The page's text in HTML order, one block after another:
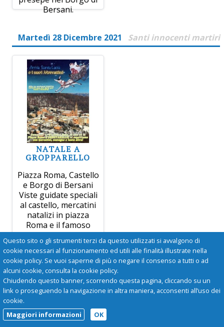
Bersani.
Martedì 28 Dicembre 2021 Santi innocenti martiri
NATALE A
GROPPARELLO
Piazza Roma, Castello
e Borgo di Bersani
Viste guidate speciali
al castello, mercatini
natalizi in piazza
Roma e il famoso
presepe nel Borgo di
Bersani.
Mercoledì 29 Dicembre 2021
Questo sito o gli strumenti terzi da questo utilizzati si avvalgono di
cookie necessari al funzionamento ed utili alle finalità illustrate nella
cookie policy. Se vuoi saperne di più o negare il consenso a tutti o ad
alcuni cookie, consulta la cookie policy.
Chiudendo questo banner, scorrendo questa pagina, cliccando su un
link o proseguendo la navigazione in altra maniera, acconsenti all’uso dei
cookie.
Maggiori informazioni
OK